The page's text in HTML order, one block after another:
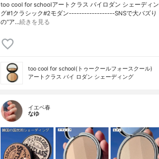
too cool for schoolアートクラス バイロダン シェーディン
グ#1クラシック#2モダン------------------SNSで大バズり
の“ア…続きを見る
too cool for school(トゥークールフォースクール)
アートクラス バイ ロダン シェーディング
イエベ春
なゆ